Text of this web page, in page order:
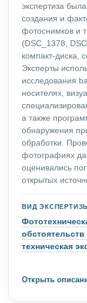
экспертиза
создания и
фотоснимков и
(DSC_1378,
компакт-диска,
Эксперты
исследования
носителях,
а также
обнаружения
обработки.
фотографиях
оценивались
открытых
ВИД ЭКСПЕРТИЗЫ
техническая
Открыть